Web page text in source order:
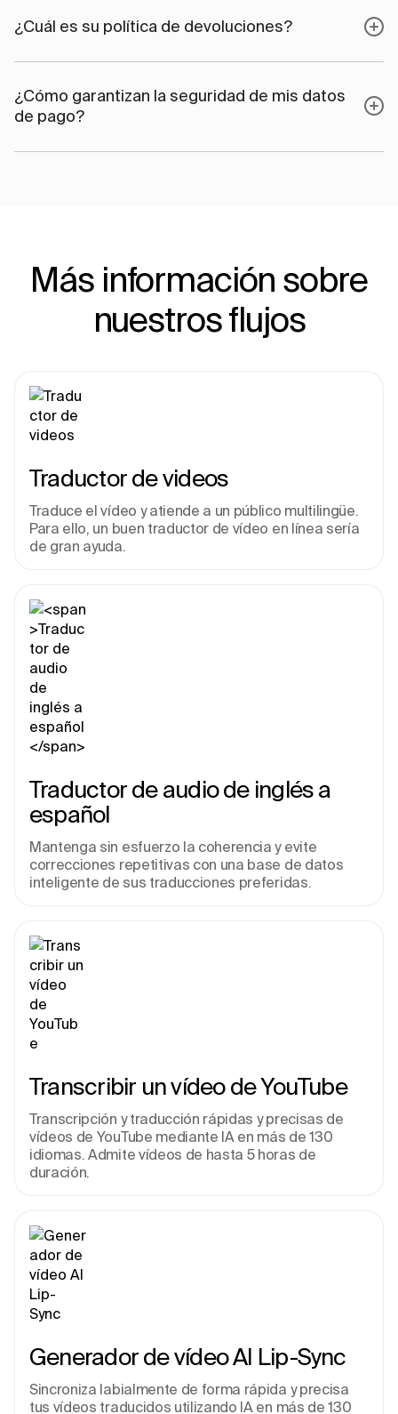
¿Cuál es su política de devoluciones?
¿Cómo garantizan la seguridad de mis datos
de pago?
Más información sobre
nuestros flujos
Traductor de videos
Traduce el vídeo y atiende a un público multilingüe.
Para ello, un buen traductor de vídeo en línea sería
de gran ayuda.
Traductor de audio de inglés a
español
Mantenga sin esfuerzo la coherencia y evite
correcciones repetitivas con una base de datos
inteligente de sus traducciones preferidas.
Transcribir un vídeo de YouTube
Transcripción y traducción rápidas y precisas de
vídeos de YouTube mediante IA en más de 130
idiomas. Admite vídeos de hasta 5 horas de
duración.
Generador de vídeo AI Lip-Sync
Sincroniza labialmente de forma rápida y precisa
tus vídeos traducidos utilizando IA en más de 130